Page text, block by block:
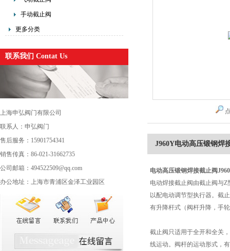
手动截止阀
更多分类
联系我们 Contat Us
上海申弘阀门有限公司
联系人：申弘阀门
售后服务：15901754341
销售传真：86-021-31662735
公司邮箱：494522509@qq.com
办公地址：上海市青浦区金泽工业园区
J960Y电动高压锻钢焊
电动高压锻钢焊接截止阀
电动焊接截止阀由截止阀与
以配电动调节型执行器。截
有升降杆式（阀杆升降，手
截止阀只适用于全开和全关
线运动。阀杆的运动形式，